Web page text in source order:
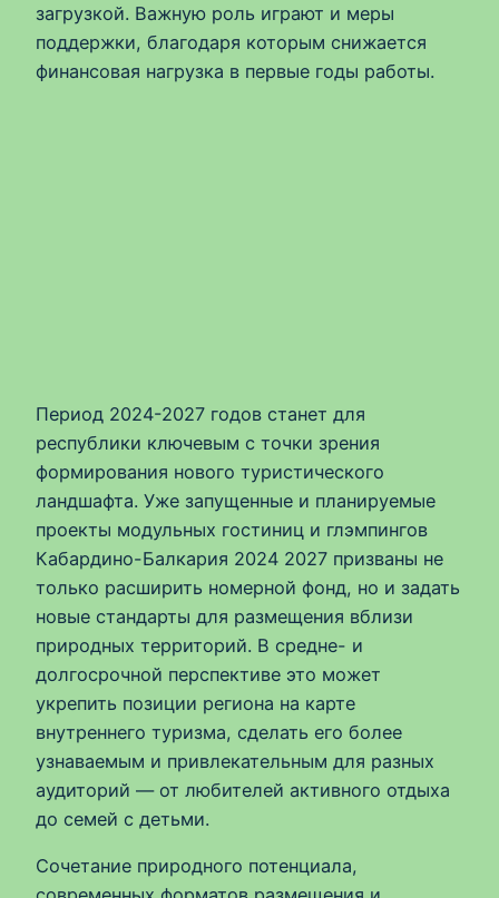
загрузкой. Важную роль играют и меры
поддержки, благодаря которым снижается
финансовая нагрузка в первые годы работы.
Период 2024-2027 годов станет для
республики ключевым с точки зрения
формирования нового туристического
ландшафта. Уже запущенные и планируемые
проекты модульных гостиниц и глэмпингов
Кабардино-Балкария 2024 2027 призваны не
только расширить номерной фонд, но и задать
новые стандарты для размещения вблизи
природных территорий. В средне- и
долгосрочной перспективе это может
укрепить позиции региона на карте
внутреннего туризма, сделать его более
узнаваемым и привлекательным для разных
аудиторий — от любителей активного отдыха
до семей с детьми.
Сочетание природного потенциала,